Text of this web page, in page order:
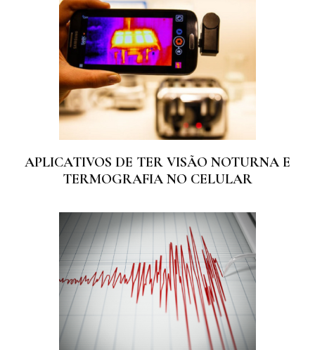
APLICATIVOS DE TER VISÃO NOTURNA E
TERMOGRAFIA NO CELULAR